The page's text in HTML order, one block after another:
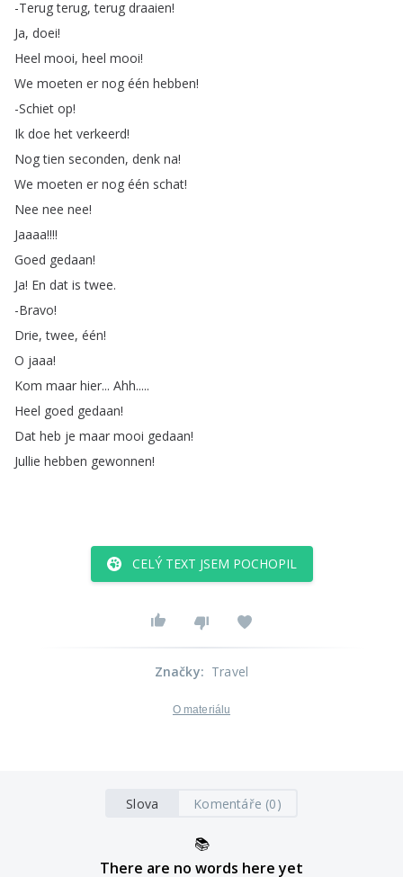
-Terug terug,terug draaien!
Ja, doei!
Heel mooi, heel mooi!
We moeten er nog één hebben!
-Schiet op!
Ik doe het verkeerd!
Nog tien seconden, denk na!
We moeten er nog één schat!
Nee nee nee!
Jaaaa!!!!
Goed gedaan!
Ja! En dat is twee.
-Bravo!
Drie,twee, één!
O jaaa!
Kom maar hier... Ahh.....
Heel goed gedaan!
Dat heb je maar mooi gedaan!
Jullie hebben gewonnen!
CELÝ TEXT JSEM POCHOPIL
Značky: Travel
O materiálu
Slova Komentáře (0)
📚
There are no words here yet